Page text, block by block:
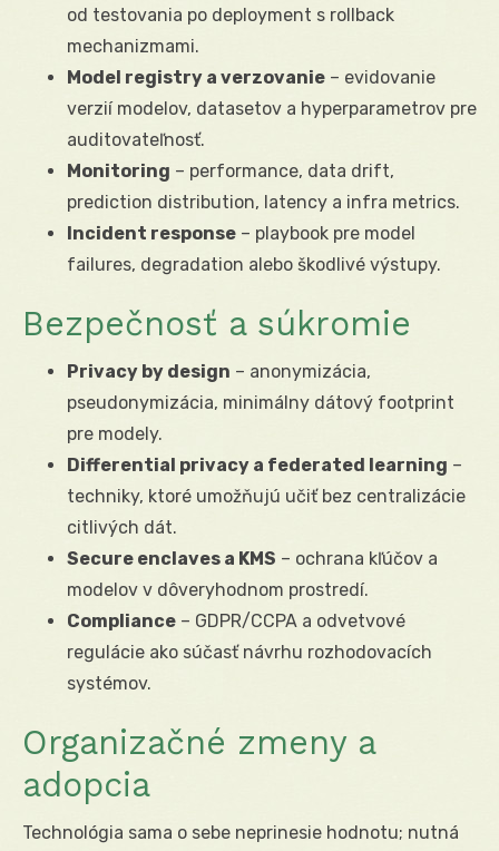
od testovania po deployment s rollback
mechanizmami.
Model registry a verzovanie – evidovanie
verzií modelov, datasetov a hyperparametrov pre
auditovateľnosť.
Monitoring – performance, data drift,
prediction distribution, latency a infra metrics.
Incident response – playbook pre model
failures, degradation alebo škodlivé výstupy.
Bezpečnosť a súkromie
Privacy by design – anonymizácia,
pseudonymizácia, minimálny dátový footprint
pre modely.
Differential privacy a federated learning –
techniky, ktoré umožňujú učiť bez centralizácie
citlivých dát.
Secure enclaves a KMS – ochrana kľúčov a
modelov v dôveryhodnom prostredí.
Compliance – GDPR/CCPA a odvetvové
regulácie ako súčasť návrhu rozhodovacích
systémov.
Organizačné zmeny a
adopcia
Technológia sama o sebe neprinesie hodnotu; nutná